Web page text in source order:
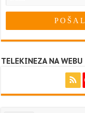
TELEKINEZA NA WEBU